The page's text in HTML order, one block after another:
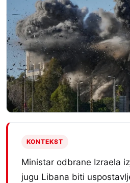
KONTEKST
Ministar odbrane Izraela
jugu Libana biti